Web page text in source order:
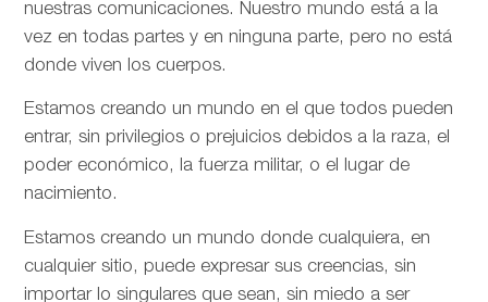
nuestras comunicaciones. Nuestro mundo está a la
vez en todas partes y en ninguna parte, pero no está
donde viven los cuerpos.
Estamos creando un mundo en el que todos pueden
entrar, sin privilegios o prejuicios debidos a la raza, el
poder económico, la fuerza militar, o el lugar de
nacimiento.
Estamos creando un mundo donde cualquiera, en
cualquier sitio, puede expresar sus creencias, sin
importar lo singulares que sean, sin miedo a ser